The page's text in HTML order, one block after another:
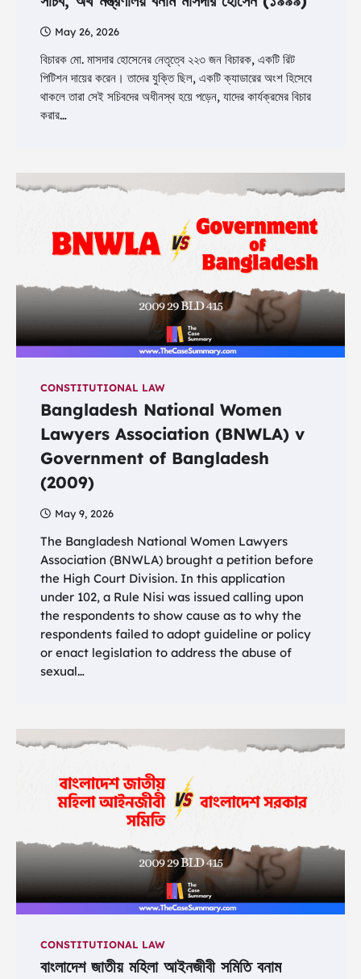
May 26, 2026
বিচারক মো. মাসদার হোসেনের নেতৃত্বে ২২৩ জন বিচারক, একটি রিট
পিটিশন দায়ের করেন। তাদের যুক্তি ছিল, একটি ক্যাডারের অংশ হিসেবে
থাকলে তারা সেই সচিবদের অধীনস্থ হয়ে পড়েন, যাদের কার্যক্রমের বিচার
করার…
CONSTITUTIONAL LAW
Bangladesh National Women
Lawyers Association (BNWLA) v
Government of Bangladesh
(2009)
May 9, 2026
The Bangladesh National Women Lawyers
Association (BNWLA) brought a petition before
the High Court Division. In this application
under 102, a Rule Nisi was issued calling upon
the respondents to show cause as to why the
respondents failed to adopt guideline or policy
or enact legislation to address the abuse of
sexual…
CONSTITUTIONAL LAW
বাংলাদেশ জাতীয় মহিলা আইনজীবী সমিতি বনাম